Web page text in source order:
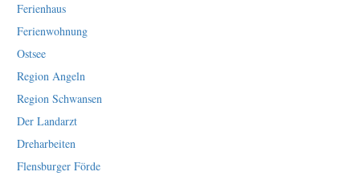
Ferienhaus
Ferienwohnung
Ostsee
Region Angeln
Region Schwansen
Der Landarzt
Dreharbeiten
Flensburger Förde